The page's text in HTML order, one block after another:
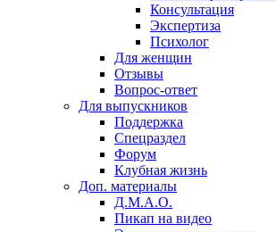
Консультация
Экспертиза
Психолог
Для женщин
Отзывы
Вопрос-ответ
Для выпускников
Поддержка
Спецраздел
Форум
Клубная жизнь
Доп. материалы
Д.М.А.О.
Пикап на видео